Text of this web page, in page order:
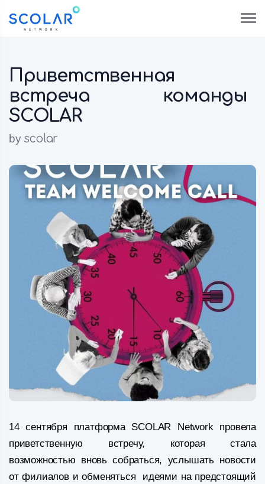
Приветственная
встреча команды
SCOLAR
by scolar
14 сентября платформа SCOLAR Network провела
приветственную встречу, которая стала
возможностью вновь собраться, услышать новости
от филиалов и обменяться идеями на предстоящий